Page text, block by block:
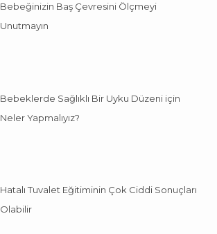
Bebeğinizin Baş Çevresini Ölçmeyi
Unutmayın
Bebeklerde Sağlıklı Bir Uyku Düzeni için
Neler Yapmalıyız?
Hatalı Tuvalet Eğitiminin Çok Ciddi Sonuçları
Olabilir